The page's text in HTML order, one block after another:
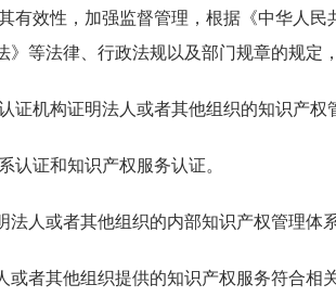
有效性，加强监督管理，根据《中华人
等法律、行政法规以及部门规章的规定
证机构证明法人或者其他组织的知识产
认证和知识产权服务认证。
人或者其他组织的内部知识产权管理体
者其他组织提供的知识产权服务符合相